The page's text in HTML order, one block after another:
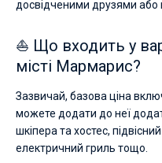
досвідченими друзями або
⛵ Що входить у
місті Мармарис?
Зазвичай, базова ціна
можете додати до неї
шкіпера та хостес,
електричний гриль тощо.